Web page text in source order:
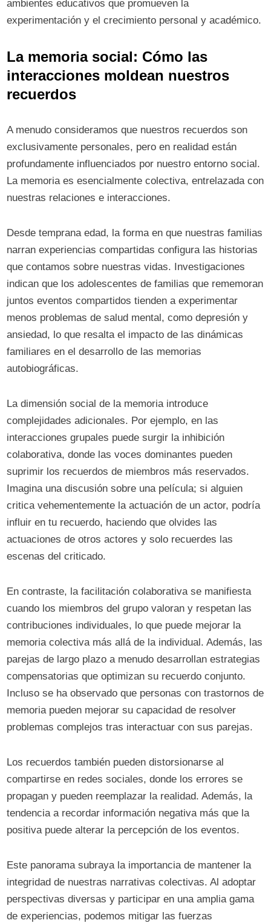
ambientes educativos que promueven la
experimentación y el crecimiento personal y académico.
La memoria social: Cómo las
interacciones moldean nuestros
recuerdos
A menudo consideramos que nuestros recuerdos son
exclusivamente personales, pero en realidad están
profundamente influenciados por nuestro entorno social.
La memoria es esencialmente colectiva, entrelazada con
nuestras relaciones e interacciones.
Desde temprana edad, la forma en que nuestras familias
narran experiencias compartidas configura las historias
que contamos sobre nuestras vidas. Investigaciones
indican que los adolescentes de familias que rememoran
juntos eventos compartidos tienden a experimentar
menos problemas de salud mental, como depresión y
ansiedad, lo que resalta el impacto de las dinámicas
familiares en el desarrollo de las memorias
autobiográficas.
La dimensión social de la memoria introduce
complejidades adicionales. Por ejemplo, en las
interacciones grupales puede surgir la inhibición
colaborativa, donde las voces dominantes pueden
suprimir los recuerdos de miembros más reservados.
Imagina una discusión sobre una película; si alguien
critica vehementemente la actuación de un actor, podría
influir en tu recuerdo, haciendo que olvides las
actuaciones de otros actores y solo recuerdes las
escenas del criticado.
En contraste, la facilitación colaborativa se manifiesta
cuando los miembros del grupo valoran y respetan las
contribuciones individuales, lo que puede mejorar la
memoria colectiva más allá de la individual. Además, las
parejas de largo plazo a menudo desarrollan estrategias
compensatorias que optimizan su recuerdo conjunto.
Incluso se ha observado que personas con trastornos de
memoria pueden mejorar su capacidad de resolver
problemas complejos tras interactuar con sus parejas.
Los recuerdos también pueden distorsionarse al
compartirse en redes sociales, donde los errores se
propagan y pueden reemplazar la realidad. Además, la
tendencia a recordar información negativa más que la
positiva puede alterar la percepción de los eventos.
Este panorama subraya la importancia de mantener la
integridad de nuestras narrativas colectivas. Al adoptar
perspectivas diversas y participar en una amplia gama
de experiencias, podemos mitigar las fuerzas